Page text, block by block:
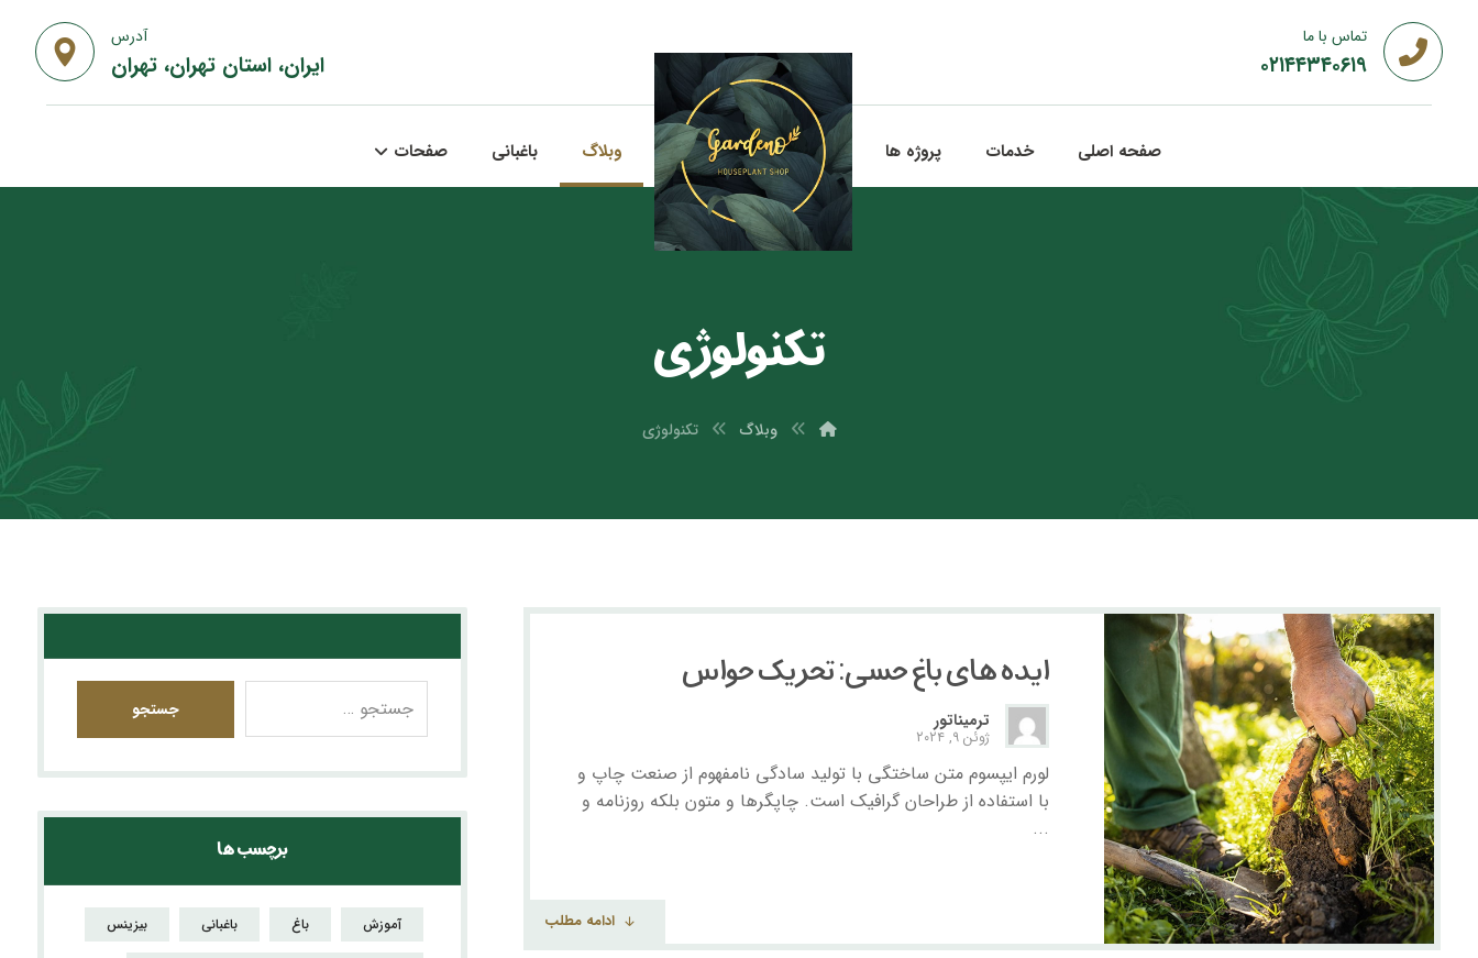
تماس با ما
۰۲۱۴۴۳۴۰۶۱۹
آدرس
ایران، استان تهران، تهران
صفحه اصلی خدمات پروژه ها وبلاگ باغبانی صفحات
تکنولوژی
وبلاگ تکنولوژی
ایده های باغ حسی: تحریک حواس
ترمیناتور
ژوئن ۹, ۲۰۲۴
لورم ایپسوم متن ساختگی با تولید سادگی نامفهوم از صنعت چاپ و
با استفاده از طراحان گرافیک است. چاپگرها و متون بلکه روزنامه و
...
ادامه مطلب
جستجو
برچسب ها
آموزش باغ باغبانی بیزینس